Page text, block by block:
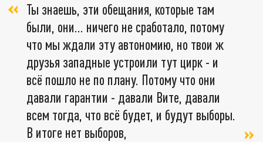
Ты знаешь, эти обещания, которые там
были, они... ничего не сработало, потому
что мы ждали эту автономию, но твои ж
друзья западные устроили тут цирк - и
всё пошло не по плану. Потому что они
давали гарантии - давали Вите, давали
всем тогда, что всё будет, и будут выборы.
В итоге нет выборов,